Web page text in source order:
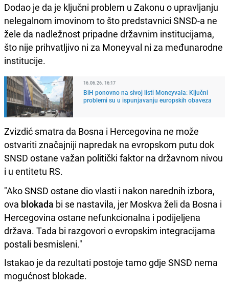
Dodao je da je ključni problem u Zakonu o upravljanju
nelegalnom imovinom to što predstavnici SNSD-a ne
žele da nadležnost pripadne državnim institucijama,
što nije prihvatljivo ni za Moneyval ni za međunarodne
institucije.
16.06.26. 16:17
BiH ponovno na sivoj listi Moneyvala: Ključni
problemi su u ispunjavanju europskih obaveza
Zvizdić smatra da Bosna i Hercegovina ne može
ostvariti značajniji napredak na evropskom putu dok
SNSD ostane važan politički faktor na državnom nivou
i u entitetu RS.
"Ako SNSD ostane dio vlasti i nakon narednih izbora,
ova blokada bi se nastavila, jer Moskva želi da Bosna i
Hercegovina ostane nefunkcionalna i podijeljena
država. Tada bi razgovori o evropskim integracijama
postali besmisleni."
Istakao je da rezultati postoje tamo gdje SNSD nema
mogućnost blokade.